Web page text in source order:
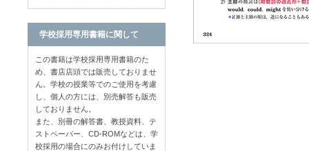
学校採用専用書籍に関して
この書籍は学校採用専用書籍のた
め、書店店頭では販売しておりませ
ん。学校の授業等でのご使用を考慮
し、個人の方には、別売解答も販売
しておりません。
また、別冊の解答書、教授資料、テ
ストペーパー、CD-ROMなどは、学
校採用の場合にのみお付けしていま